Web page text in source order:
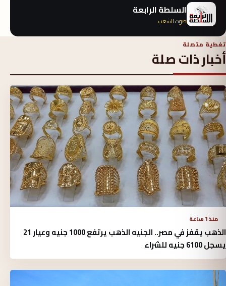
السلطة الرابعة
صوت الشعب
تغطية متصلة
أخبار ذات صلة
منذ 1 ساعة
الذهب يقفز في مصر.. الجنيه الذهب يرتفع 1000 جنيه وعيار 21
يسجل 6100 جنيه للشراء